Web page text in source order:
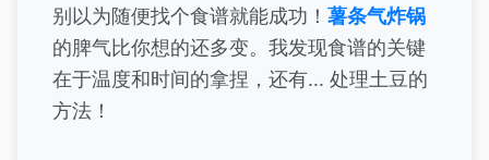
别以为随便找个食谱就能成功！ 薯条气炸锅
的脾气比你想的还多变。我发现食谱的关键
在于温度和时间的拿捏，还有... 处理土豆的
方法！